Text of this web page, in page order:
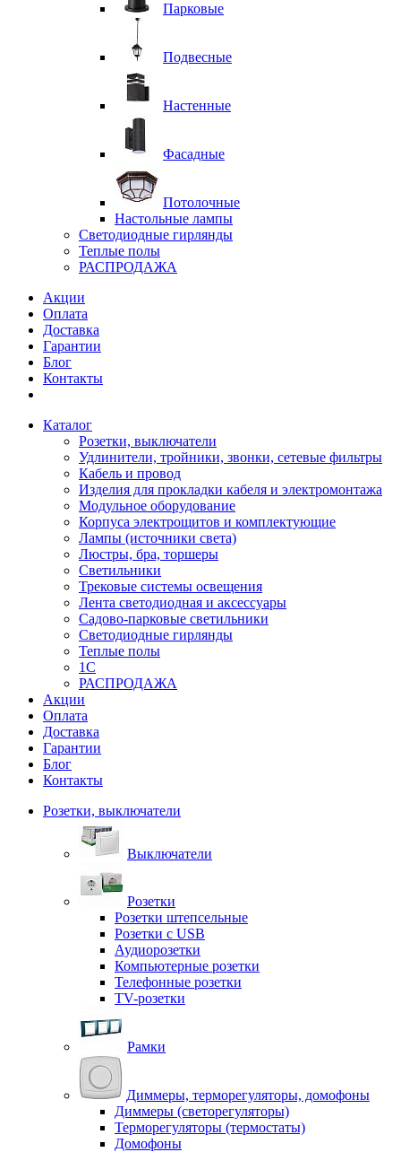
Парковые
Подвесные
Настенные
Фасадные
Потолочные
Настольные лампы
Светодиодные гирлянды
Теплые полы
РАСПРОДАЖА
Акции
Оплата
Доставка
Гарантии
Блог
Контакты
Каталог
Розетки, выключатели
Удлинители, тройники, звонки, сетевые фильтры
Кабель и провод
Изделия для прокладки кабеля и электромонтажа
Модульное оборудование
Корпуса электрощитов и комплектующие
Лампы (источники света)
Люстры, бра, торшеры
Светильники
Трековые системы освещения
Лента светодиодная и аксессуары
Садово-парковые светильники
Светодиодные гирлянды
Теплые полы
1С
РАСПРОДАЖА
Акции
Оплата
Доставка
Гарантии
Блог
Контакты
Розетки, выключатели
Выключатели
Розетки
Розетки штепсельные
Розетки с USB
Аудиорозетки
Компьютерные розетки
Телефонные розетки
TV-розетки
Рамки
Диммеры, терморегуляторы, домофоны
Диммеры (светорегуляторы)
Терморегуляторы (термостаты)
Домофоны